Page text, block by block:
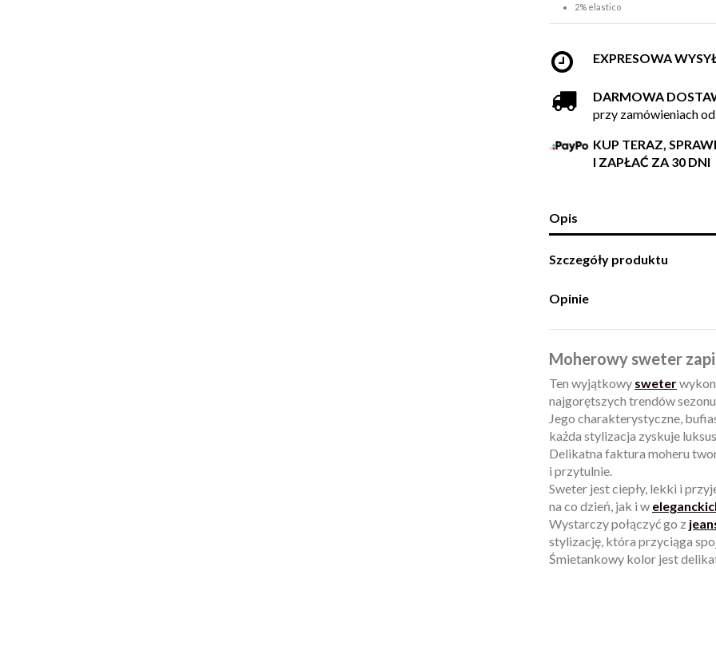
2% elastico
EXPRESOWA
DARMOWA
przy zamówieniach
KUP TERAZ,
I ZAPŁAĆ ZA 30 DNI
Opis
Szczegóły produktu
Opinie
Moherowy sweter
Ten wyjątkowy sweter
najgorętszych trendów
Jego charakterystyczne,
każda stylizacja zyskuje
Delikatna faktura moheru
i przytulnie.
Sweter jest ciepły, lekki i
na co dzień, jak i w
Wystarczy połączyć go z
stylizację, która przyciąga
Śmietankowy kolor jest